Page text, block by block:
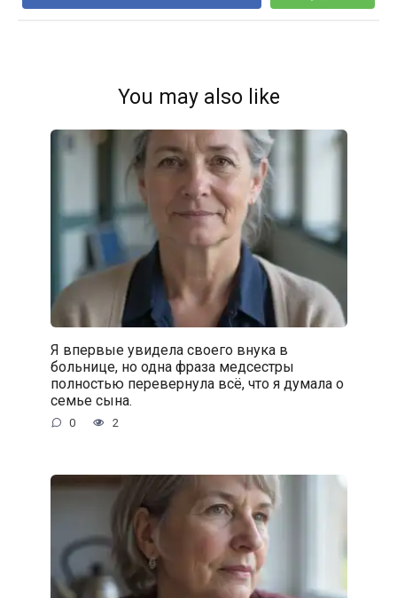
You may also like
Я впервые увидела своего внука в
больнице, но одна фраза медсестры
полностью перевернула всё, что я думала о
семье сына.
0 2